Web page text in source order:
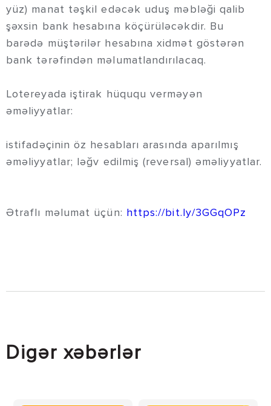
yüz) manat təşkil edəcək uduş məbləği qalib
şəxsin bank hesabına köçürüləcəkdir. Bu
barədə müştərilər hesabına xidmət göstərən
bank tərəfindən məlumatlandırılacaq.
Lotereyada iştirak hüququ verməyən
əməliyyatlar:
istifadəçinin öz hesabları arasında aparılmış
əməliyyatlar; ləğv edilmiş (reversal) əməliyyatlar.
Ətraflı məlumat üçün: https://bit.ly/3GGqOPz
Digər xəbərlər